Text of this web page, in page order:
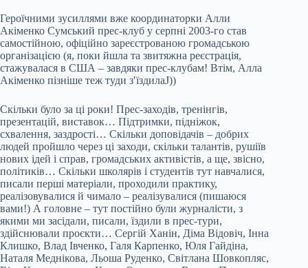
Героїчними зусиллями вже координаторки Алли
Акіменко Сумський прес-клуб у серпні 2003-го став
самостійною, офіційно зареєстрованою громадською
організацією (я, поки йшла та звитяжна реєстрація,
стажувалася в США – завдяки прес-клубам! Втім, Алла
Акіменко пізніше теж туди зʹїздилаJ))
Скільки було за ці роки! Прес-заходів, тренінгів,
презентацій, виставок… Підтримки, підніжок,
схвалення, заздрості… Скільки доповідачів – добрих
людей пройшло через ці заходи, скільки талантів, рушіїв
нових ідей і справ, громадських активістів, а ще, звісно,
політиків… Скільки школярів і студентів тут навчалися,
писали перші матеріали, проходили практику,
реалізовувалися й чимало – реалізувалися (пишаюся
вами!) А головне – тут постійно були журналісти, з
якими ми засідали, писали, їздили в прес-тури,
здійснювали проєкти… Сергій Ханін, Діма Відовіч, Інна
Клишко, Влад Івченко, Галя Карпенко, Юля Гайдіна,
Наталя Меднікова, Льоша Руденко, Світлана Шовкопляс,